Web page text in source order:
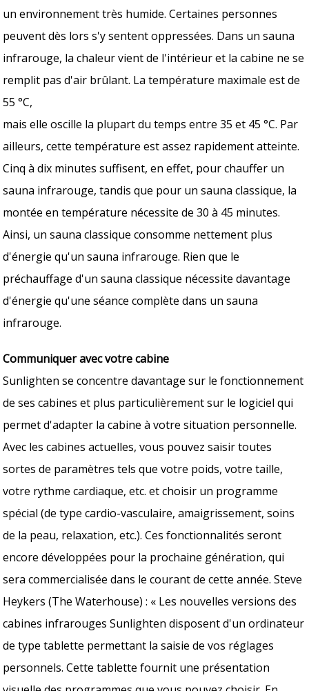
un environnement très humide. Certaines personnes
peuvent dès lors s'y sentent oppressées. Dans un sauna
infrarouge, la chaleur vient de l'intérieur et la cabine ne se
remplit pas d'air brûlant. La température maximale est de
55 °C,
mais elle oscille la plupart du temps entre 35 et 45 °C. Par
ailleurs, cette température est assez rapidement atteinte.
Cinq à dix minutes suffisent, en effet, pour chauffer un
sauna infrarouge, tandis que pour un sauna classique, la
montée en température nécessite de 30 à 45 minutes.
Ainsi, un sauna classique consomme nettement plus
d'énergie qu'un sauna infrarouge. Rien que le
préchauffage d'un sauna classique nécessite davantage
d'énergie qu'une séance complète dans un sauna
infrarouge.
Communiquer avec votre cabine
Sunlighten se concentre davantage sur le fonctionnement
de ses cabines et plus particulièrement sur le logiciel qui
permet d'adapter la cabine à votre situation personnelle.
Avec les cabines actuelles, vous pouvez saisir toutes
sortes de paramètres tels que votre poids, votre taille,
votre rythme cardiaque, etc. et choisir un programme
spécial (de type cardio-vasculaire, amaigrissement, soins
de la peau, relaxation, etc.). Ces fonctionnalités seront
encore développées pour la prochaine génération, qui
sera commercialisée dans le courant de cette année. Steve
Heykers (The Waterhouse) : « Les nouvelles versions des
cabines infrarouges Sunlighten disposent d'un ordinateur
de type tablette permettant la saisie de vos réglages
personnels. Cette tablette fournit une présentation